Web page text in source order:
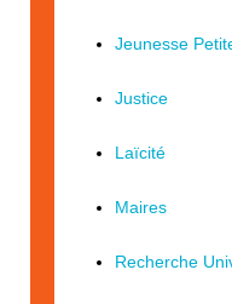
Jeunesse
Justice
Laïcité
Maires
Recherche